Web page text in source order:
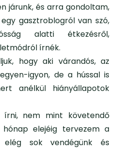
járunk, és arra gondoltam,
gasztroblogról van szó,
alatti étkezésről,
írnék.
hogy aki várandós, az
igyon, de a hússal is
anélkül hiányállapotok
írni, nem mint követendő
elejéig tervezem a
elég sok vendégünk és